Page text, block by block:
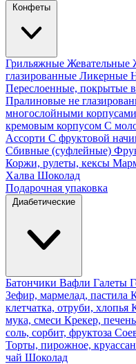
Конфеты
Грильяжные Жевательные
глазированные Ликерные
Переслоенные, покрытые
Пралиновые не
многослойными корпусами
кремовым корпусом С
Ассорти С фруктовой
Сбивные (суфлейные)
Коржи, рулеты, кексы
Халва Шоколад
Подарочная упаковка
Диабетические
Батончики Вафли Галеты
Зефир, мармелад, пастила
клетчатка, отруби, хлопья
мука, смеси Крекер,
соль, сорбит, фруктоза
Торты, пирожное,
чай Шоколад